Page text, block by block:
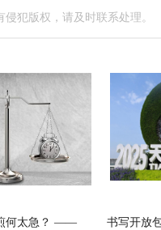
侵犯版权，请及时联系处理。
何太急？ ——
书写开放